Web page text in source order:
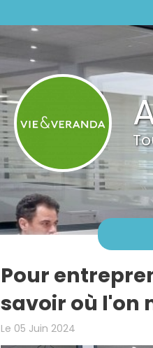
Pour
savoir où l'on
Le 05 Juin 2024